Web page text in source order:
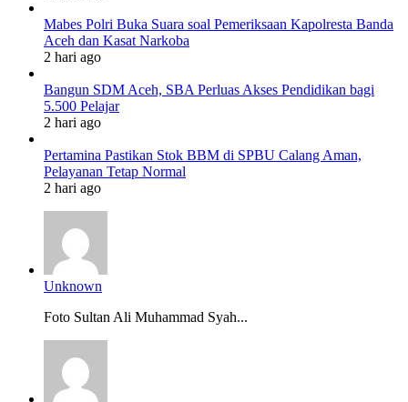
Mabes Polri Buka Suara soal Pemeriksaan Kapolresta Banda
Aceh dan Kasat Narkoba
2 hari ago
Bangun SDM Aceh, SBA Perluas Akses Pendidikan bagi
5.500 Pelajar
2 hari ago
Pertamina Pastikan Stok BBM di SPBU Calang Aman,
Pelayanan Tetap Normal
2 hari ago
Unknown
Foto Sultan Ali Muhammad Syah...